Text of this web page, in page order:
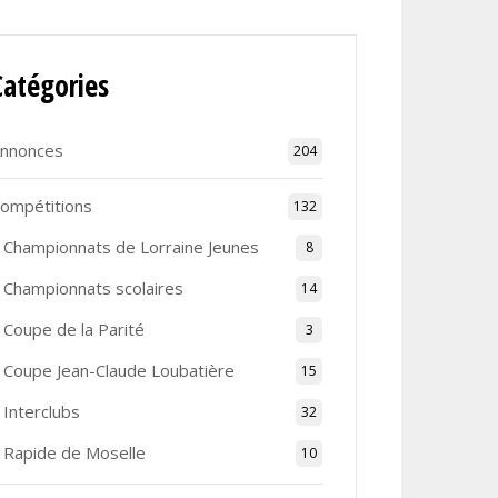
204
132
Championnats de Lorraine Jeunes 8
Championnats scolaires 14
Coupe de la Parité 3
Coupe Jean-Claude Loubatière 15
Interclubs 32
Rapide de Moselle 10